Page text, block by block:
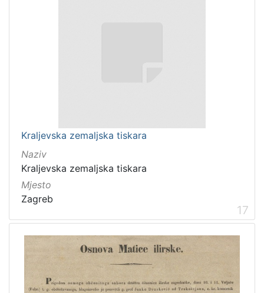
Kraljevska zemaljska tiskara
Naziv
Kraljevska zemaljska tiskara
Mjesto
Zagreb
17